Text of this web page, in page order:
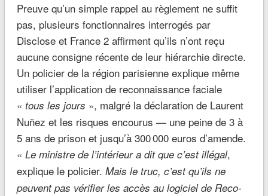
Preuve qu’un simple rappel au règlement ne suffit
pas, plusieurs fonctionnaires interrogés par
Disclose et France 2 affirment qu’ils n’ont reçu
aucune consigne récente de leur hiérarchie directe.
Un policier de la région parisienne explique même
utiliser l’application de reconnaissance faciale
« tous les jours », malgré la déclaration de Laurent
Nuñez et les risques encourus — une peine de 3 à
5 ans de prison et jusqu’à 300 000 euros d’amende.
« Le ministre de l’intérieur a dit que c’est illégal,
explique le policier. Mais le truc, c’est qu’ils ne
peuvent pas vérifier les accès au logiciel de Reco-